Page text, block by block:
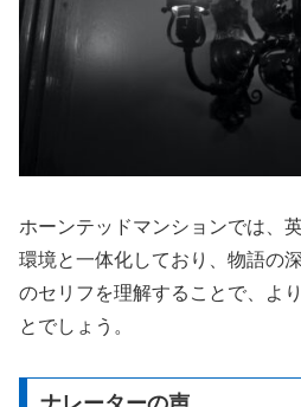
ホーンテッドマンションでは、
環境と一体化しており、物語の
のセリフを理解することで、よ
とでしょう。